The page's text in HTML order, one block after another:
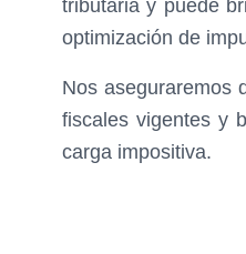
tributaria y puede
optimización de
Nos aseguraremos
fiscales vigentes y
carga impositiva.